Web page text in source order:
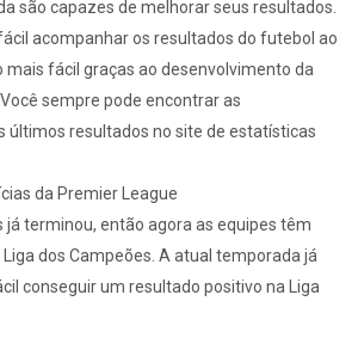
são capazes de melhorar seus resultados.
acompanhar os resultados do futebol ao
mais fácil graças ao desenvolvimento da
sempre pode encontrar as
últimos resultados no site de estatísticas
da Premier League
já terminou, então agora as equipes têm
dos Campeões. A atual temporada já
conseguir um resultado positivo na Liga